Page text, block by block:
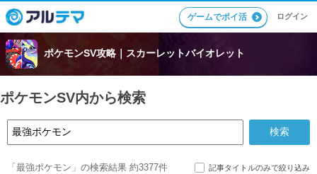
ゲームでポイ活 ログイン
ポケモンSV攻略｜スカーレットバイオレット
ポケモンSV内から検索
「最強ポケモン」の検索結果 約3377件 記事タイトルのみで絞り込み